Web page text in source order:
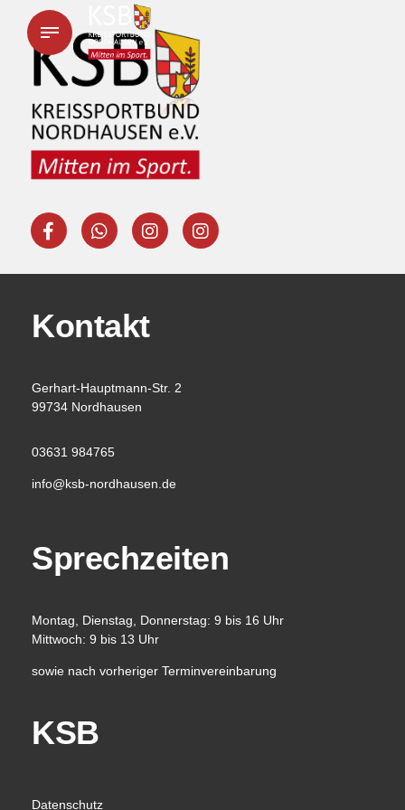
Kontakt
Gerhart-Hauptmann-Str. 2
99734 Nordhausen
03631 984765
info@ksb-nordhausen.de
Sprechzeiten
Montag, Dienstag, Donnerstag: 9 bis 16 Uhr
Mittwoch: 9 bis 13 Uhr
sowie nach vorheriger Terminvereinbarung
KSB
Datenschutz